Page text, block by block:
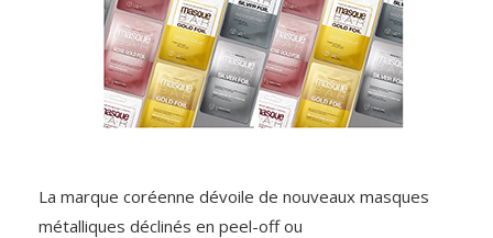
La marque coréenne dévoile de nouveaux masques
métalliques déclinés en peel-off ou